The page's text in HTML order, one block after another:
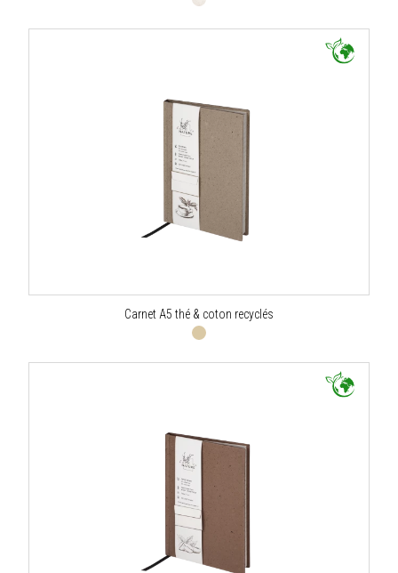
Carnet A5 thé & coton recyclés